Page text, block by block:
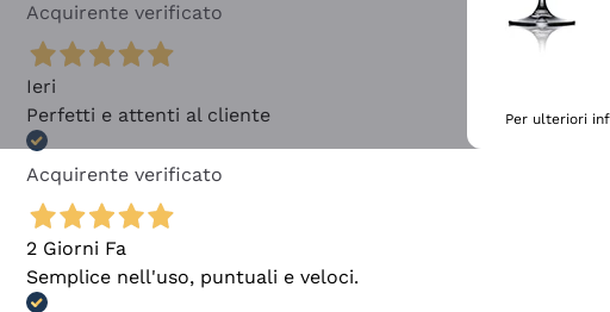
Acquirente verificato
Ieri
Perfetti e attenti al cliente
Acquirente verificato
2 Giorni Fa
Semplice nell'uso, puntuali e veloci.
Per ulteriori